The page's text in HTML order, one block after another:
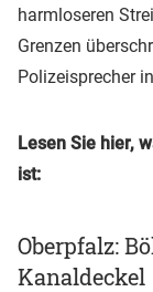
harmloseren
Grenzen
Polizeisprecher
Lesen Sie hier,
ist:
Oberpfalz:
Kanaldeckel